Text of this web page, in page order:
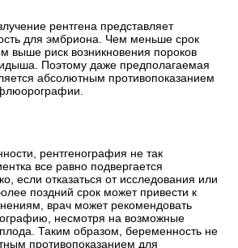
рентгена представляет
для эмбриона. Чем меньше срок
выше риск возникновения пороков
Поэтому даже предполагаемая
абсолютным противопоказанием
рентгенография не так
все равно подвергается
если отказаться от исследования или
поздний срок может привести к
врач может рекомендовать
несмотря на возможные
Таким образом, беременность не
противопоказанием для